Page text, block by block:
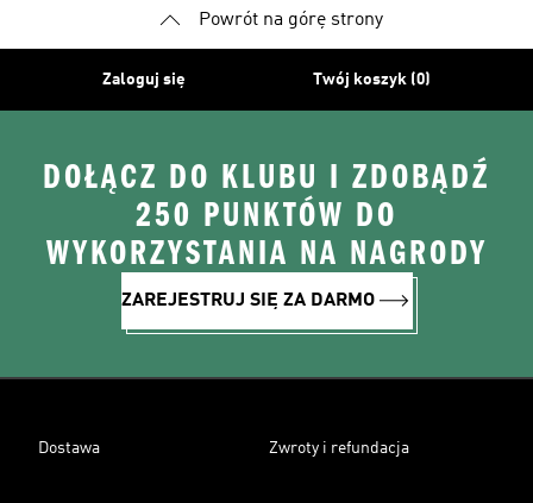
Powrót na górę strony
Zaloguj się Twój koszyk (0)
DOŁĄCZ DO KLUBU I ZDOBĄDŹ
250 PUNKTÓW DO
WYKORZYSTANIA NA NAGRODY
ZAREJESTRUJ SIĘ ZA DARMO
Dostawa Zwroty i refundacja